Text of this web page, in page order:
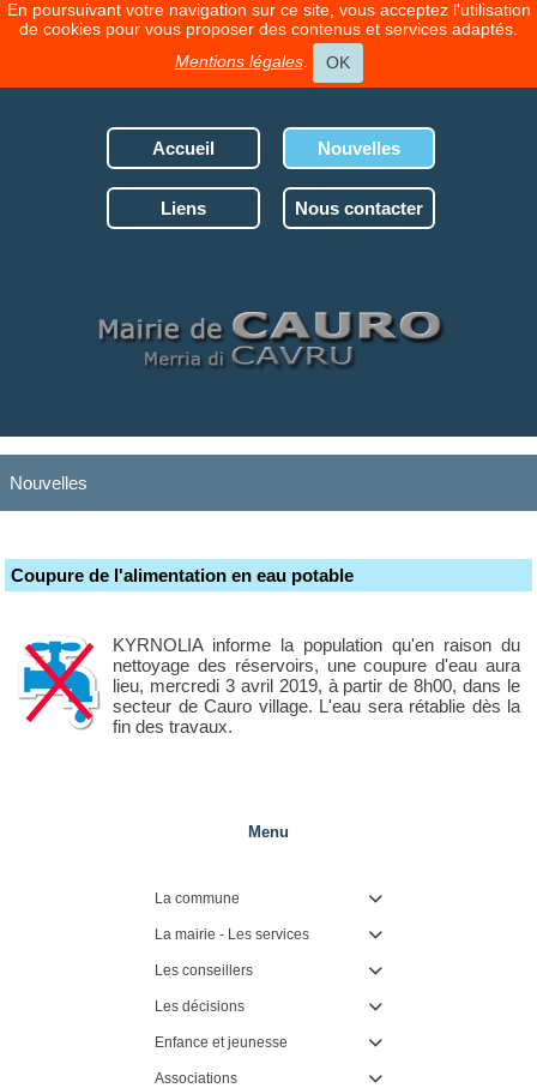
En poursuivant votre navigation sur ce site, vous acceptez l'utilisation
de cookies pour vous proposer des contenus et services adaptés.
Mentions légales. OK
Accueil Nouvelles
Liens Nous contacter
Nouvelles
Coupure de l'alimentation en eau potable
KYRNOLIA informe la population qu'en raison du
nettoyage des réservoirs, une coupure d'eau aura
lieu, mercredi 3 avril 2019, à partir de 8h00, dans le
secteur de Cauro village. L'eau sera rétablie dès la
fin des travaux.
Menu
La commune 
La mairie - Les services 
Les conseillers 
Les décisions 
Enfance et jeunesse 
Associations 